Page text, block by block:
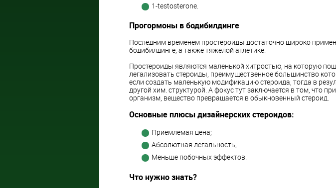
1-testosterone.
Прогормоны в бодибилдинге
Последним временем простероиды достаточно широко
бодибилдинге, а также тяжелой атлетике.
Простероиды являются маленькой хитростью, на которую
легализовать стероиды, преимущественное большинство
если создать маленькую модификацию стероида, тогда в
другой хим. структурой. А фокус тут заключается в том, что
организм, вещество превращается в обыкновенный стероид.
Основные плюсы дизайнерских стероидов:
Приемлемая цена;
Абсолютная легальность;
Меньше побочных эффектов.
Что нужно знать?